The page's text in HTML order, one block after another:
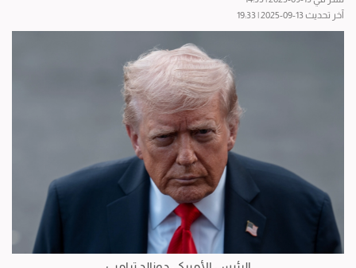
آخر تحديث 13-09-2025 | 19:33